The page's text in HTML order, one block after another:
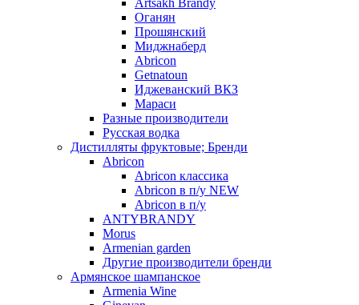
Artsakh Brandy
Оганян
Прошянский
Миджнаберд
Abricon
Getnatoun
Иджеванский ВКЗ
Мараси
Разные производители
Русская водка
Дистилляты фруктовые; Бренди
Abricon
Abricon классика
Abricon в п/у NEW
Abricon в п/у
ANTYBRANDY
Morus
Armenian garden
Другие производители бренди
Армянское шампанское
Armenia Wine